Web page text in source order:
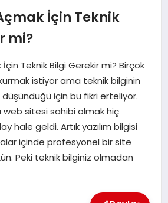
İçin Teknik
mi?
Teknik Bilgi Gerekir mi? Birçok
istiyor ama teknik bilginin
için bu fikri erteliyor.
sitesi sahibi olmak hiç
hale geldi. Artık yazılım bilgisi
içinde profesyonel bir site
Peki teknik bilginiz olmadan